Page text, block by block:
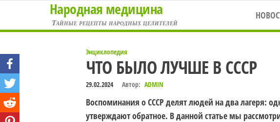
содержимому
Народная медицина
Тайные рецепты народных целителей
Энциклопедия
ЧТО БЫЛО ЛУЧШЕ В СССР
29.02.2024 Автор: ADMIN
Воспоминания о СССР делят людей на два лагеря:
утверждают обратное. В данной статье мы